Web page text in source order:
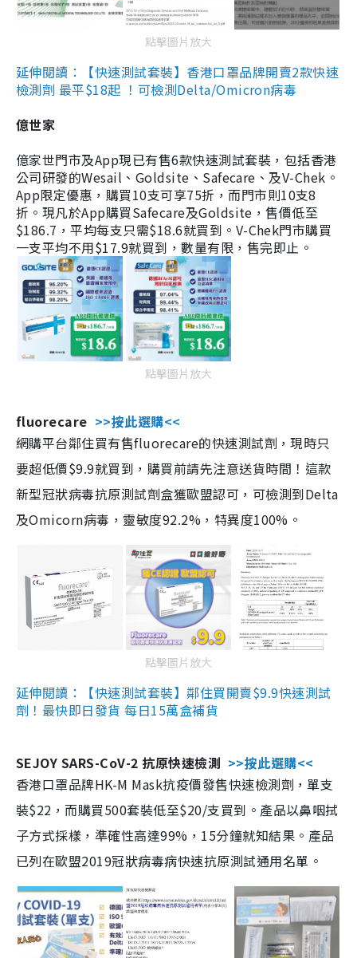
點擊圖片放大
延伸閱讀：【快速測試套裝】香港口罩品牌開賣2款快速
檢測劑 最平$18起 ！可檢測Delta/Omicron病毒
億世家
億家世門市及App現已有售6款快速測試套裝，包括香港
公司研發的Wesail、Goldsite、Safecare、及V-Chek。
App限定優惠，購買10支可享75折，而門市則10支8
折。現凡於App購買Safecare及Goldsite，售價低至
$186.7，平均每支只需$18.6就買到。V-Chek門市購買
一支平均不用$17.9就買到，數量有限，售完即止。
點擊圖片放大
fluorecare >>按此選購<<
網購平台鄰住買有售fluorecare的快速測試劑，現時只
要超低價$9.9就買到，購買前請先注意送貨時間！這款
新型冠狀病毒抗原測試劑盒獲歐盟認可，可檢測到Delta
及Omicorn病毒，靈敏度92.2%，特異度100%。
點擊圖片放大
延伸閱讀：【快速測試套裝】鄰住買開賣$9.9快速測試
劑！最快即日發貨 每日15萬盒補貨
SEJOY SARS-CoV-2 抗原快速檢測 >>按此選購<<
香港口罩品牌HK-M Mask抗疫價發售快速檢測劑，單支
裝$22，而購買500套裝低至$20/支買到。產品以鼻咽拭
子方式採樣，準確性高達99%，15分鐘就知結果。產品
已列在歐盟2019冠狀病毒病快速抗原測試通用名單。